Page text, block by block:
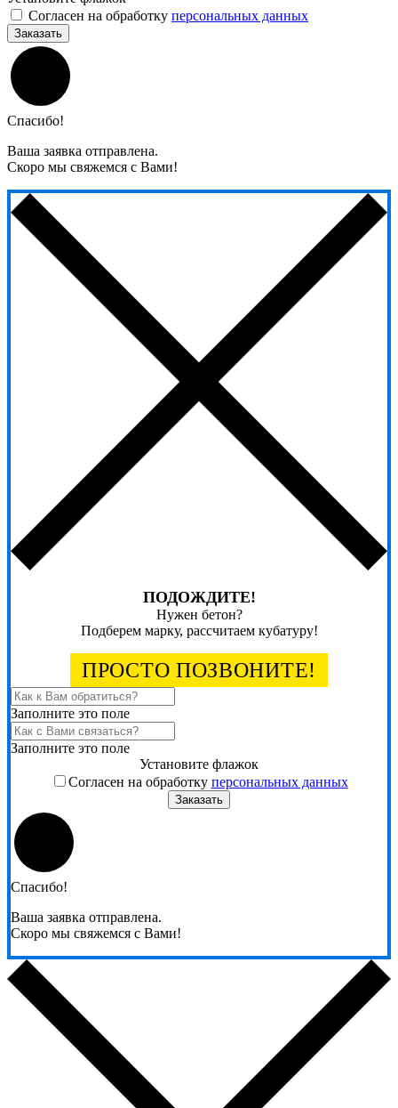
Согласен на обработку персональных данных
Заказать
Спасибо!
Ваша заявка отправлена.
Скоро мы свяжемся с Вами!
ПОДОЖДИТЕ!
Нужен бетон?
Подберем марку, рассчитаем кубатуру!
ПРОСТО ПОЗВОНИТЕ!
Заполните это поле
Заполните это поле
Установите флажок
Согласен на обработку персональных данных
Заказать
Спасибо!
Ваша заявка отправлена.
Скоро мы свяжемся с Вами!